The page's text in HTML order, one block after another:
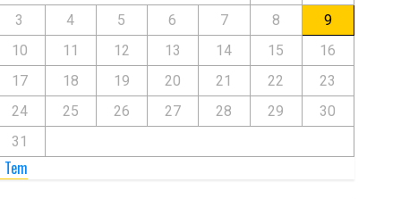
3
4 5 6 7 8
9
10
11 12 13 14 15
16
17
18 19 20 21 22
23
24
25 26 27 28 29
30
31